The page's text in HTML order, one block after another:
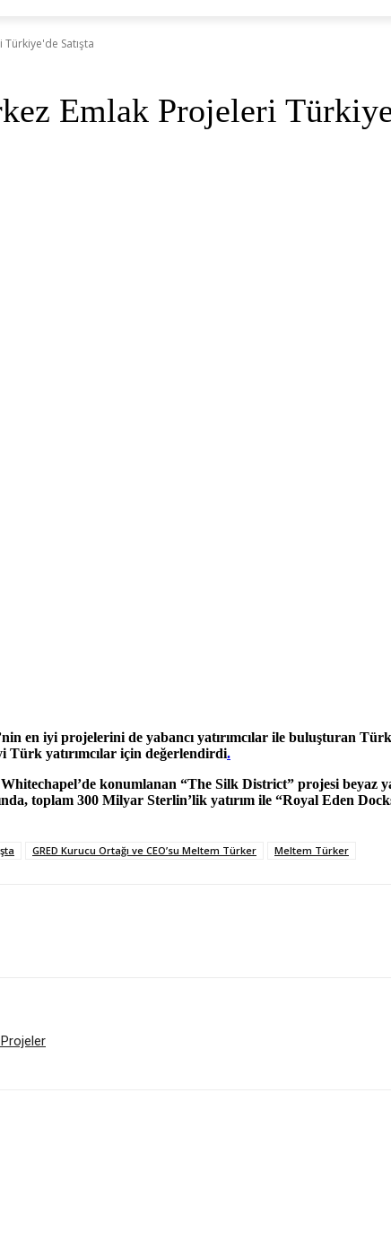
Türkiye'de Satışta
Emlak Projeleri
en iyi projelerini de yabancı yatırımcılar ile buluşturan
Türk yatırımcılar için değerlendirdi.
konumlanan “The Silk District” projesi beyaz
toplam 300 Milyar Sterlin’lik yatırım ile “Royal Eden
GRED Kurucu Ortağı ve CEO’su Meltem Türker Meltem Türker
Projeler